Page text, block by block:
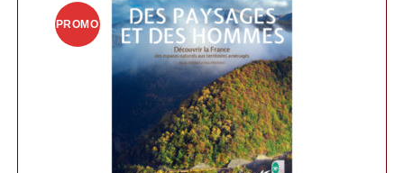
PROMO